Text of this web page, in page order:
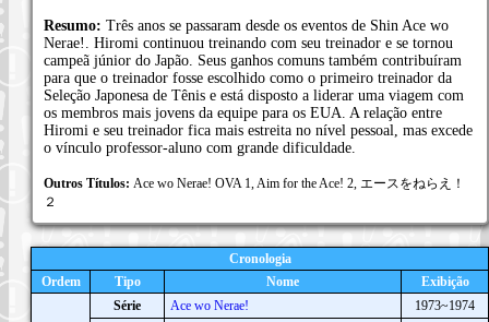
Resumo: Três anos se passaram desde os eventos de Shin Ace wo
Nerae!. Hiromi continuou treinando com seu treinador e se tornou
campeã júnior do Japão. Seus ganhos comuns também contribuíram
para que o treinador fosse escolhido como o primeiro treinador da
Seleção Japonesa de Tênis e está disposto a liderar uma viagem com
os membros mais jovens da equipe para os EUA. A relação entre
Hiromi e seu treinador fica mais estreita no nível pessoal, mas excede
o vínculo professor-aluno com grande dificuldade.
Outros Títulos: Ace wo Nerae! OVA 1, Aim for the Ace! 2, エースをねらえ！
２
Cronologia
Ordem
Tipo Nome Exibição
Série Ace wo Nerae!
1973~1974